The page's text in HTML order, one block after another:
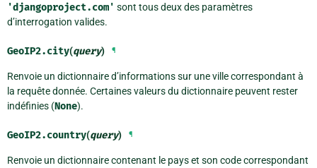
'djangoproject.com' sont tous deux des paramètres
d’interrogation valides.
GeoIP2.city(query) ¶
Renvoie un dictionnaire d’informations sur une ville correspondant à
la requête donnée. Certaines valeurs du dictionnaire peuvent rester
indéfinies (None).
GeoIP2.country(query) ¶
Renvoie un dictionnaire contenant le pays et son code correspondant